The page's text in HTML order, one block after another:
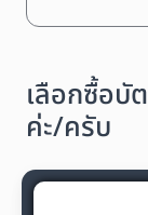
เลือกซื้อบั
ค่ะ/ครับ